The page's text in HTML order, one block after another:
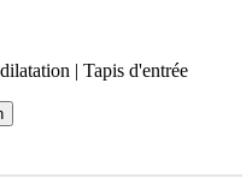
| Tapis d'entrée